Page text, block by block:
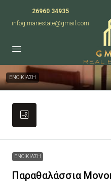
26960 34935
infog.mariestate@gmail.com
ΕΝΟΙΚΙΑΣΗ
ΕΝΟΙΚΙΑΣΗ
Παραθαλάσσια